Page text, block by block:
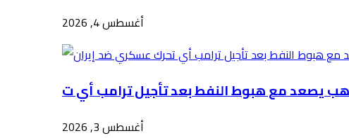
أغسطس 4, 2026
أغسطس 3, 2026